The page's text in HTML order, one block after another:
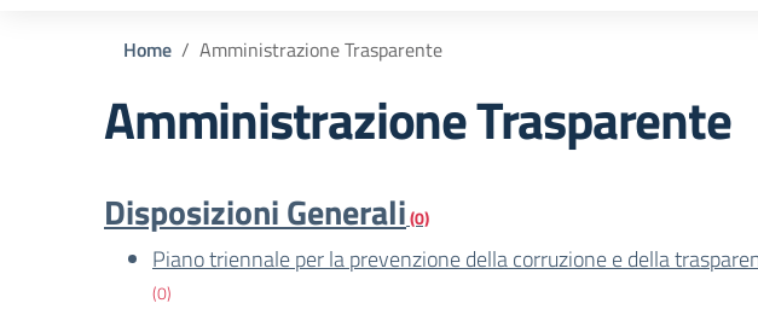
Home Amministrazione Trasparente
Amministrazione Trasparente
Disposizioni Generali(0)
Piano triennale per la prevenzione della corruzione e della
(0)